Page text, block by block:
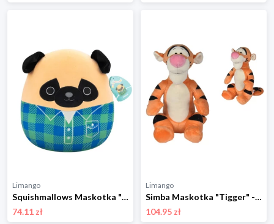
Limango
Squishmallows Maskotka "Prince" - wys. 30 cm - 3+ rozmiar: onesize
74.11 zł
Limango
Simba Maskotka "Tigger" - 0+ rozmiar: onesize
104.95 zł